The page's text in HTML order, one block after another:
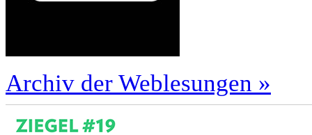
Archiv der Weblesungen »